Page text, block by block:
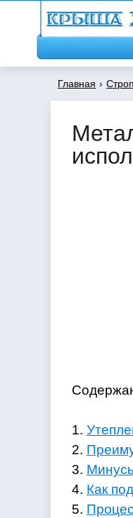
Главная ›
1.
2.
3.
4. Как
5.